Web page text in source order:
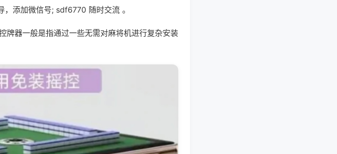
添加微信号; sdf6770 随时交流 。
牌器一般是指通过一些无需对麻将机进行复杂安装